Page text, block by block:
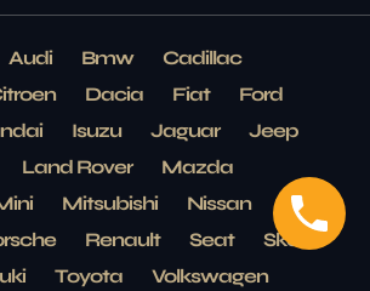
Audi Bmw
Cadillac
Dacia Fiat
Ford
Isuzu Jaguar
Jeep
Land Rover
Mazda
Mitsubishi Nissan
Opel
Renault Seat
Skoda
Toyota Volkswagen